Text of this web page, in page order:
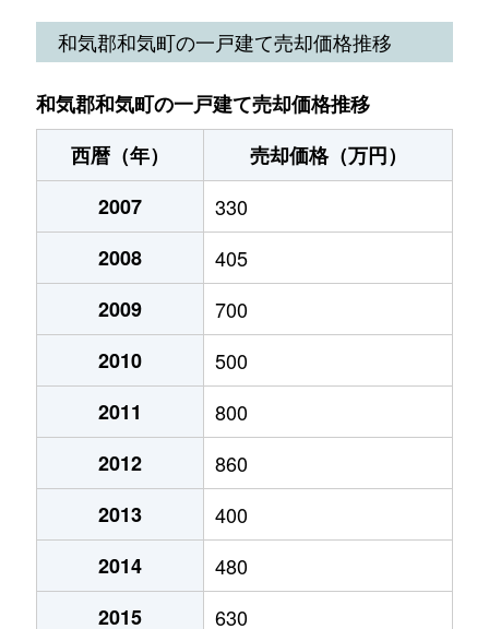
和気郡和気町の一戸建て売却価格推移
和気郡和気町の一戸建て売却価格推移
西暦（年）
売却価格（万円）
2007
330
2008
405
2009
700
2010
500
2011
800
2012
860
2013
400
2014
480
2015
630